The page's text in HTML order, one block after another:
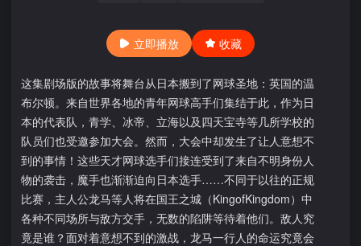
立即播放 收藏
这集剧场版的故事将舞台从日本搬到了网球圣地：英国的温
布尔顿。来自世界各地的青年网球高手们集结于此，作为日
本的代表队，青学、冰帝、立海以及四天宝寺等几所学校的
队员们也受邀参加大会。然而，大会中却发生了让人意想不
到的事情！这些天才网球选手们接连受到了来自不明身份人
物的袭击，魔手也渐渐迫向日本选手……不同于以往的正规
比赛，主人公龙马等人将在国王之城（KingofKingdom）中
各种不同场所与敌方交手，无数的陷阱等待着他们。敌人究
竟是谁？面对着意想不到的激战，龙马一行人的命运究竟会